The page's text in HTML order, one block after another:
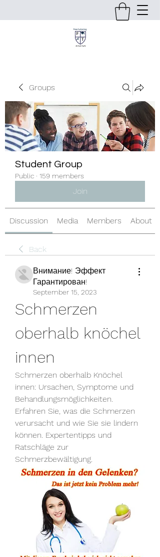
Groups
Student Group
Public · 159 members
Join
Discussion Media Members About
Back
Внимание! Эффект
Гарантирован!
September 15, 2023
Schmerzen
oberhalb knöchel
innen
Schmerzen oberhalb Knöchel
innen: Ursachen, Symptome und
Behandlungsmöglichkeiten.
Erfahren Sie, was die Schmerzen
verursacht und wie Sie sie lindern
können. Expertentipps und
Ratschläge zur
Schmerzbewältigung.